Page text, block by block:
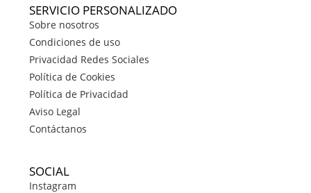
SERVICIO PERSONALIZADO
Sobre nosotros
Condiciones de uso
Privacidad Redes Sociales
Política de Cookies
Política de Privacidad
Aviso Legal
Contáctanos
SOCIAL
Instagram